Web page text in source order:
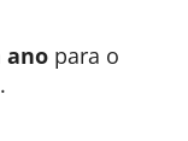
ano para o